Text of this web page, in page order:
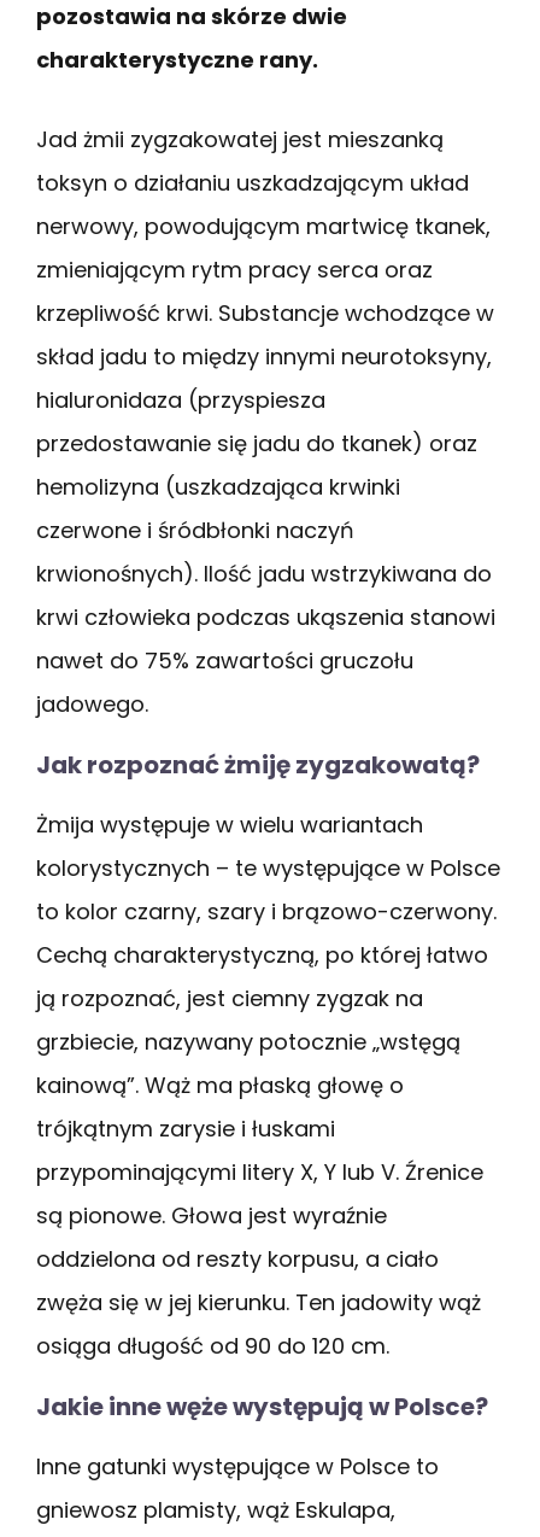
pozostawia na skórze dwie
charakterystyczne rany.
Jad żmii zygzakowatej jest mieszanką
toksyn o działaniu uszkadzającym układ
nerwowy, powodującym martwicę tkanek,
zmieniającym rytm pracy serca oraz
krzepliwość krwi. Substancje wchodzące w
skład jadu to między innymi neurotoksyny,
hialuronidaza (przyspiesza
przedostawanie się jadu do tkanek) oraz
hemolizyna (uszkadzająca krwinki
czerwone i śródbłonki naczyń
krwionośnych). Ilość jadu wstrzykiwana do
krwi człowieka podczas ukąszenia stanowi
nawet do 75% zawartości gruczołu
jadowego.
Jak rozpoznać żmiję zygzakowatą?
Żmija występuje w wielu wariantach
kolorystycznych – te występujące w Polsce
to kolor czarny, szary i brązowo-czerwony.
Cechą charakterystyczną, po której łatwo
ją rozpoznać, jest ciemny zygzak na
grzbiecie, nazywany potocznie „wstęgą
kainową”. Wąż ma płaską głowę o
trójkątnym zarysie i łuskami
przypominającymi litery X, Y lub V. Źrenice
są pionowe. Głowa jest wyraźnie
oddzielona od reszty korpusu, a ciało
zwęża się w jej kierunku. Ten jadowity wąż
osiąga długość od 90 do 120 cm.
Jakie inne węże występują w Polsce?
Inne gatunki występujące w Polsce to
gniewosz plamisty, wąż Eskulapa,